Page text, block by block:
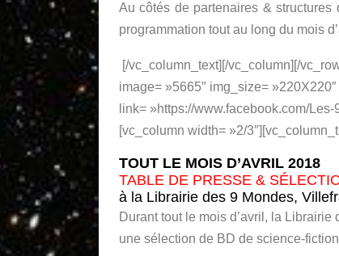
Au côtés de partenaires &
programmation tout au long du mois
[/vc_column_text][/vc_column][/
image= »5665″ img_size=
link= »https://www.facebook.com/
[vc_column width= »2/
TOUT LE MOIS D’AVRIL 2018
TABLE DE PRESSE &
à la Librairie des 9 Mondes,
Durant tout le mois d’avril, la
une sélection de BD de science-